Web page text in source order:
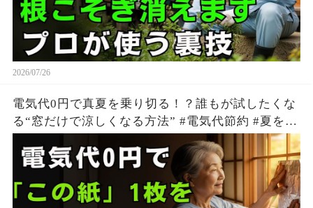
2026/07/26
電気代0円で真夏を乗り切る！？誰もが試したくな
る“窓だけで涼しくなる方法” #電気代節約 #夏を快